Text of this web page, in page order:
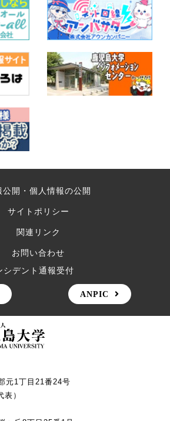
公開・個人情報の公開
サイトポリシー
関連リンク
お問い合わせ
シデント通報受付
ANPIC
元1丁目21番24号
）